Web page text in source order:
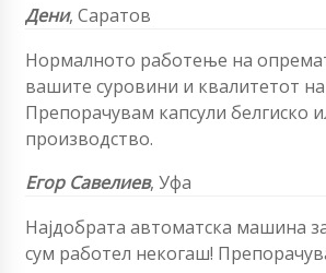
Дени, Саратов
Нормалното работење на
вашите суровини и квалитетот на
Препорачувам капсули белгиско
производство.
Егор Савелиев, Уфа
Најдобрата автоматска машина
сум работел некогаш!